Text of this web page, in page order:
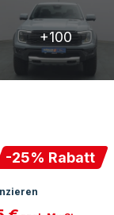
+100
-25% Rabatt